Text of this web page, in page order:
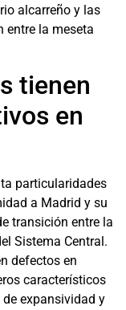
alcarreño y las
entre la meseta
tienen
en
particularidades
a Madrid y su
transición entre la
Sistema Central.
defectos en
característicos
expansividad y